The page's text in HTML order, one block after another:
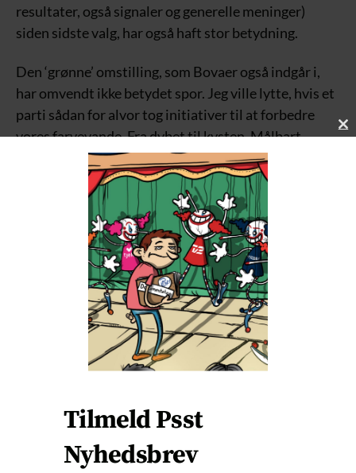
resultater, også signaler og generelle meninger)
siden sidste valg, har også haft stor betydning.
Den ‘grønne’ omstilling, som Bovaer også indgår i,
har omvendt ikke betydet spor. Jeg ville lytte, hvis et
parti sådan for alvor tog initiativer til at forbedre
vores farvevande. Fra dybet til kysten. Målbart.
Omgående målbart. Flere fisk, sundere havbund,
mindre forurening, liv og overflod. Det ville i mine
øjne være en fantastisk investering for hele
Mindre CO2 på et klimaregnskab, der i forvejen er
fyldt med fiksfakserier, flytter intet for mig. Humbug,
der er pakket ind i flot gavepapir. Ikke-målbart.
Overhovedet. Gør ingen forskel på noget som helst.
Men milliarderne flyder, så sådan er det.
Held og lykke.
Med venlig hilsen
C
Tilmeld Psst
Nyhedsbrev